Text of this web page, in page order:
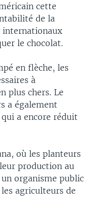
cette
de la
internationaux
le chocolat.
en flèche, les
à
plus chers. Le
a également
a encore réduit
où les planteurs
production au
un organisme public
agriculteurs de